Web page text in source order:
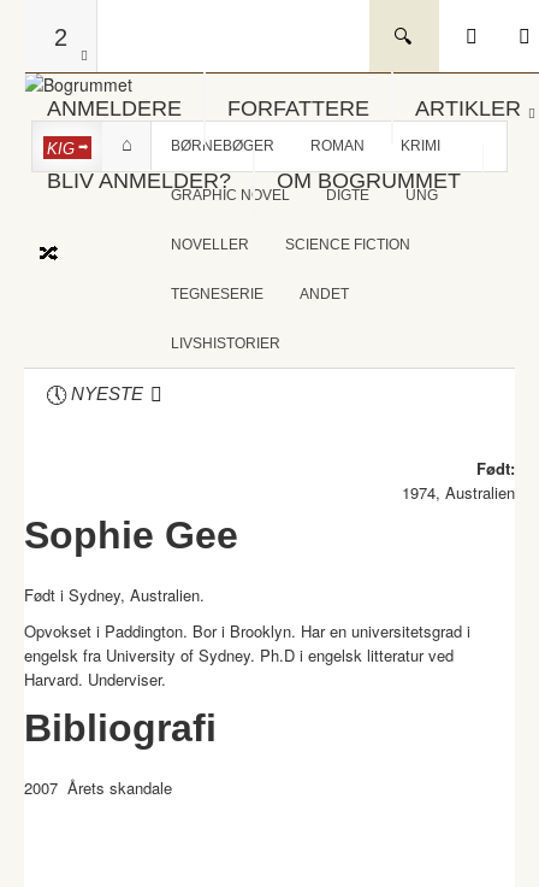
2
ANMELDERE FORFATTERE ARTIKLER
BLIV ANMELDER? OM BOGRUMMET
KIG BØRNEBØGER ROMAN KRIMI
GRAPHIC NOVEL DIGTE UNG
NOVELLER SCIENCE FICTION
TEGNESERIE ANDET
LIVSHISTORIER
NYESTE
Født:
1974, Australien
Sophie Gee
Født i Sydney, Australien.
Opvokset i Paddington. Bor i Brooklyn. Har en universitetsgrad i
engelsk fra University of Sydney. Ph.D i engelsk litteratur ved
Harvard. Underviser.
Bibliografi
2007 Årets skandale